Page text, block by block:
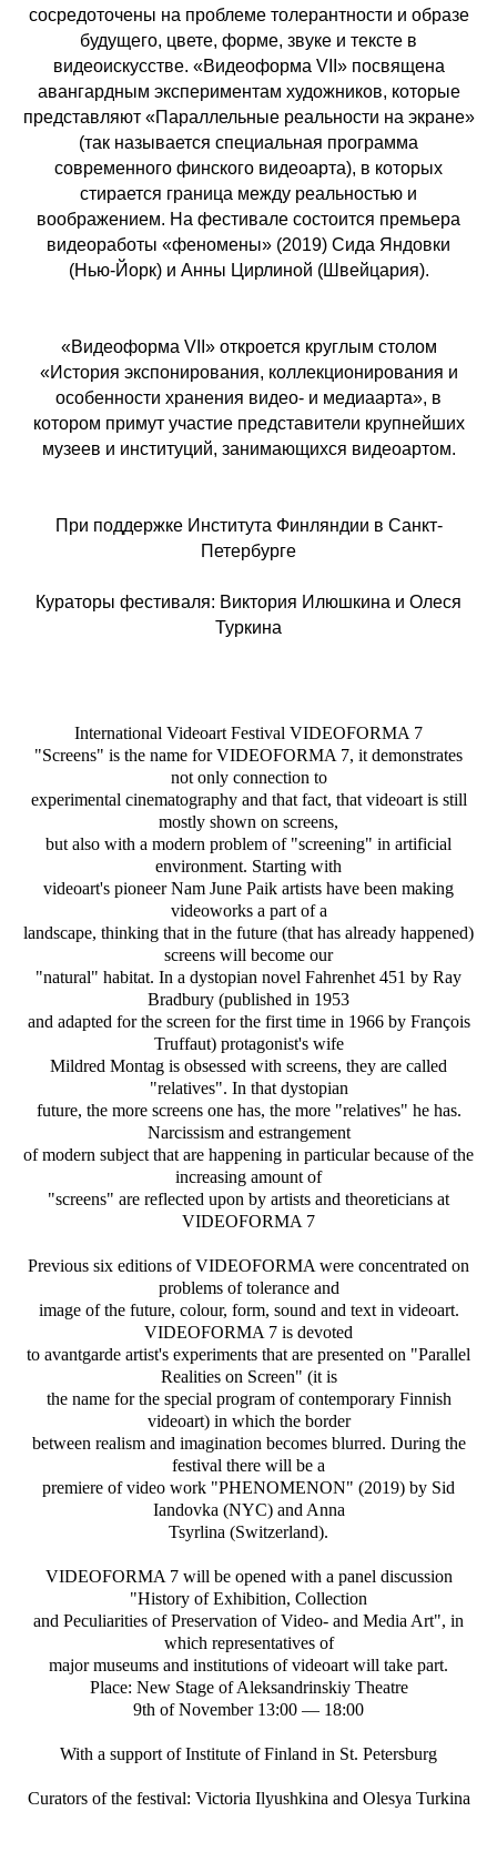
сосредоточены на проблеме толерантности и образе
будущего, цвете, форме, звуке и тексте в
видеоискусстве. «Видеоформа VII» посвящена
авангардным экспериментам художников, которые
представляют «Параллельные реальности на экране»
(так называется специальная программа
современного финского видеоарта), в которых
стирается граница между реальностью и
воображением. На фестивале состоится премьера
видеоработы «феномены» (2019) Сида Яндовки
(Нью-Йорк) и Анны Цирлиной (Швейцария).
«Видеоформа VII» откроется круглым столом
«История экспонирования, коллекционирования и
особенности хранения видео- и медиаарта», в
котором примут участие представители крупнейших
музеев и институций, занимающихся видеоартом.
При поддержке Института Финляндии в Санкт-
Петербурге
Кураторы фестиваля: Виктория Илюшкина и Олеся
Туркина
International Videoart Festival VIDEOFORMA 7
"Screens" is the name for VIDEOFORMA 7, it demonstrates
not only connection to
experimental cinematography and that fact, that videoart is still
mostly shown on screens,
but also with a modern problem of "screening" in artificial
environment. Starting with
videoart's pioneer Nam June Paik artists have been making
videoworks a part of a
landscape, thinking that in the future (that has already happened)
screens will become our
"natural" habitat. In a dystopian novel Fahrenhet 451 by Ray
Bradbury (published in 1953
and adapted for the screen for the first time in 1966 by François
Truffaut) protagonist's wife
Mildred Montag is obsessed with screens, they are called
"relatives". In that dystopian
future, the more screens one has, the more "relatives" he has.
Narcissism and estrangement
of modern subject that are happening in particular because of the
increasing amount of
"screens" are reflected upon by artists and theoreticians at
VIDEOFORMA 7
Previous six editions of VIDEOFORMA were concentrated on
problems of tolerance and
image of the future, colour, form, sound and text in videoart.
VIDEOFORMA 7 is devoted
to avantgarde artist's experiments that are presented on "Parallel
Realities on Screen" (it is
the name for the special program of contemporary Finnish
videoart) in which the border
between realism and imagination becomes blurred. During the
festival there will be a
premiere of video work "PHENOMENON" (2019) by Sid
Iandovka (NYC) and Anna
Tsyrlina (Switzerland).
VIDEOFORMA 7 will be opened with a panel discussion
"History of Exhibition, Collection
and Peculiarities of Preservation of Video- and Media Art", in
which representatives of
major museums and institutions of videoart will take part.
Place: New Stage of Aleksandrinskiy Theatre
9th of November 13:00 — 18:00
With a support of Institute of Finland in St. Petersburg
Curators of the festival: Victoria Ilyushkina and Olesya Turkina